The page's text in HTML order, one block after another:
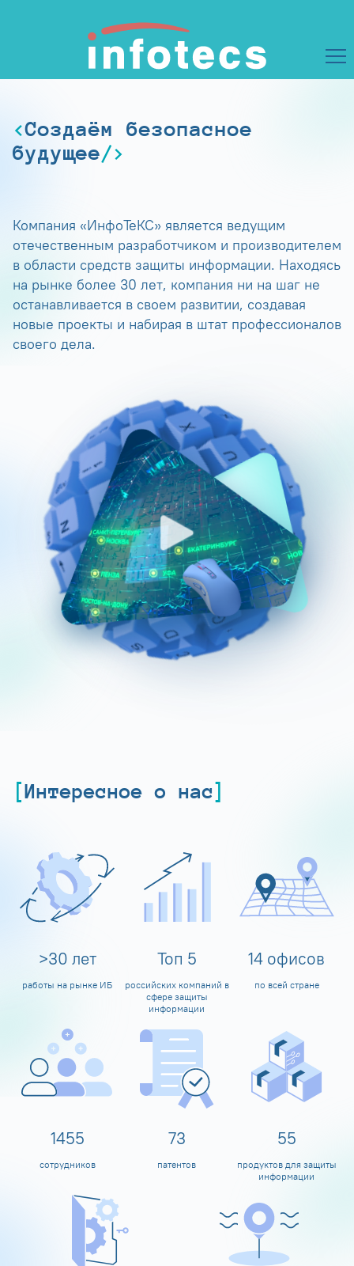
Создаём безопасное
будущее
Компания «ИнфоТеКС» является ведущим
отечественным разработчиком и производителем
в области средств защиты информации. Находясь
на рынке более 30 лет, компания ни на шаг не
останавливается в своем развитии, создавая
новые проекты и набирая в штат профессионалов
своего дела.
Интересное о нас
>30 лет
работы на рынке ИБ
Топ 5
российских компаний в
сфере защиты
информации
14 офисов
по всей стране
1598
сотрудников
80
патентов
60
продуктов для защиты
информации